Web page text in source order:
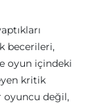
becerileri,
oyun içindeki
kritik
oyuncu değil,